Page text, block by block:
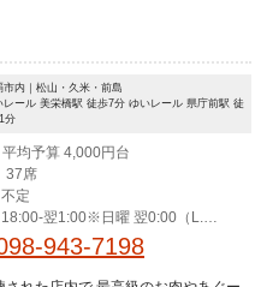
市内｜松山・久米・前島
レール 美栄橋駅 徒歩7分 ゆいレール 県庁前駅 徒
分
平均予算 4,000円台
37席
不定
18:00-翌1:00※日曜 翌0:00（L.O
60分前・飲み物30分前）
943-7198